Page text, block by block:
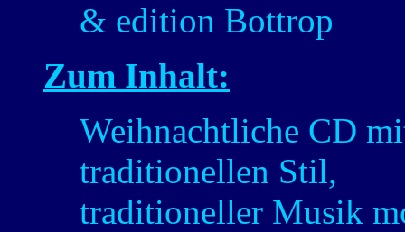
& edition Bottrop
Zum Inhalt:
Weihnachtliche CD
traditionellen Stil,
traditioneller Musik